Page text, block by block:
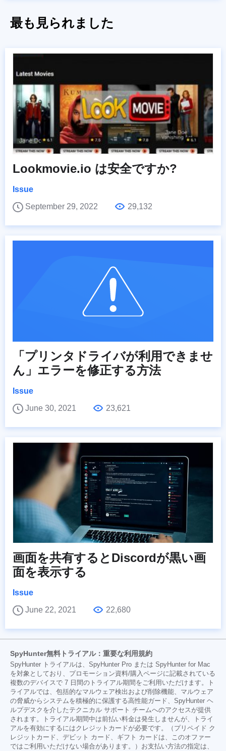
最も見られました
Lookmovie.io は安全ですか?
Issue
September 29, 2022
29,132
「プリンタドライバが利用できませ
ん」エラーを修正する方法
Issue
June 30, 2021
23,621
画面を共有するとDiscordが黒い画
面を表示する
Issue
June 22, 2021
22,680
SpyHunter無料トライアル：重要な利用規約
SpyHunter トライアルは、SpyHunter Pro または SpyHunter for Mac
を対象としており、プロモーション資料/購入ページに記載されている
複数のデバイスで 7 日間のトライアル期間をご利用いただけます。ト
ライアルでは、包括的なマルウェア検出および削除機能、マルウェア
の脅威からシステムを積極的に保護する高性能ガード、SpyHunter ヘ
ルプデスクを介したテクニカル サポート チームへのアクセスが提供
されます。トライアル期間中は前払い料金は発生しませんが、トライ
アルを有効にするにはクレジットカードが必要です。（プリペイド ク
レジットカード、デビット カード、ギフト カードは、このオファー
ではご利用いただけない場合があります。）お支払い方法の指定は、